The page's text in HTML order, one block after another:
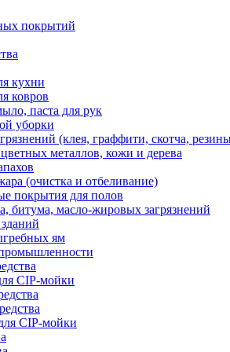
покрытий
кухни
ковров
паста для рук
уборки
(клея, граффити, скотча,
металлов, кожи и дерева
(очистка и отбеливание)
покрытия для полов
битума, масло-жировых загрязнений
ям
CIP-мойки
CIP-мойки